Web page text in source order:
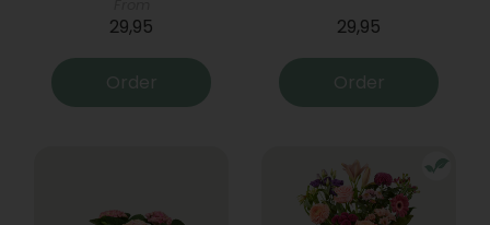
29,95
Order
29,95
Order